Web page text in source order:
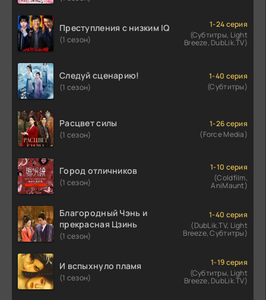
Преступления с низким IQ
(1 сезон)
1-24 серия
(Субтитры, Light
Breeze, DubLik.TV)
Следуй сценарию!
(1 сезон)
1-40 серия
(Субтитры)
Расцвет силы
(1 сезон)
1-26 серия
(Force Media)
Город отличников
(1 сезон)
1-10 серия
(Coldfilm,
AniMaunt)
Благородный Чэнь и
прекрасная Цзинь
(1 сезон)
1-40 серия
(DubLik.TV, Light
Breeze, Субтитры)
И вспыхнуло пламя
(1 сезон)
1-19 серия
(Субтитры, Light
Breeze, DubLik.TV)